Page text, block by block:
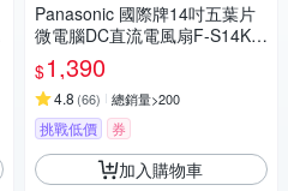
Panasonic 國際牌14吋五葉片
微電腦DC直流電風扇F-S14KM
[限時優惠]
$1,390
4.8 (66) 總銷量>200
挑戰低價 券
加入購物車